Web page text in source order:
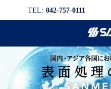
TEL: 042-757-0111